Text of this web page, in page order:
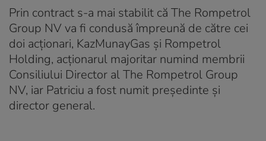
Prin contract s-a mai stabilit că The Rompetrol
Group NV va fi condusă împreună de către cei
doi acționari, KazMunayGas și Rompetrol
Holding, acționarul majoritar numind membrii
Consiliului Director al The Rompetrol Group
NV, iar Patriciu a fost numit președinte și
director general.